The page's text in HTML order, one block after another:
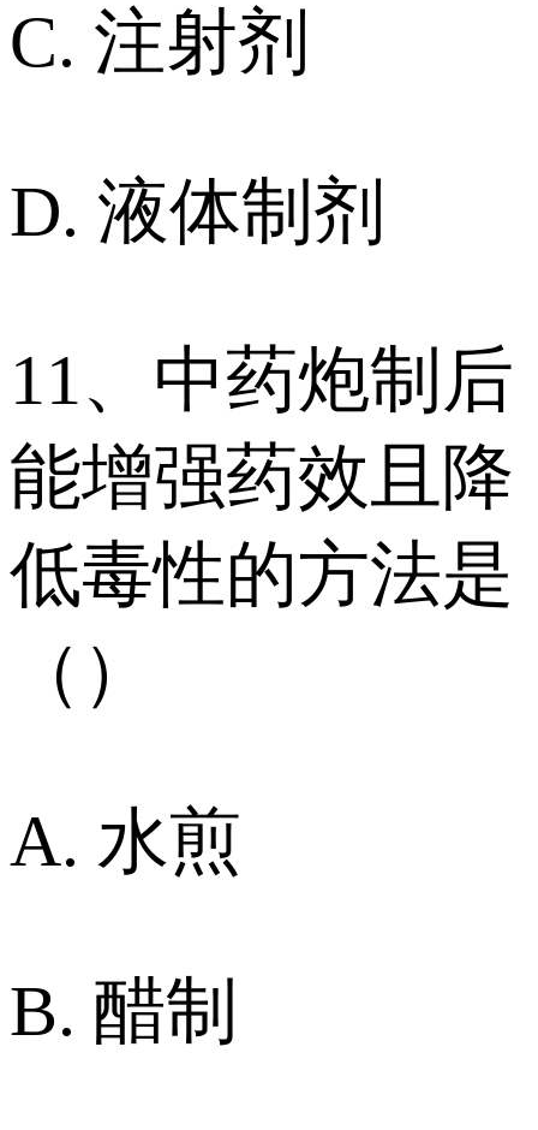
C. 注射剂
D. 液体制剂
11、中药炮制后
能增强药效且降
低毒性的方法是
（）
A. 水煎
B. 醋制